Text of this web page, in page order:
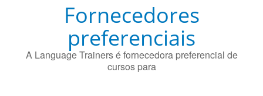
Fornecedores
preferenciais
A Language Trainers é fornecedora preferencial de
cursos para